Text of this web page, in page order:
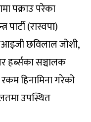
पक्राउ परेका
पार्टी (रास्वपा)
छविलाल जोशी,
हर्ब्सका सञ्चालक
हिनामिना गरेको
उपस्थित